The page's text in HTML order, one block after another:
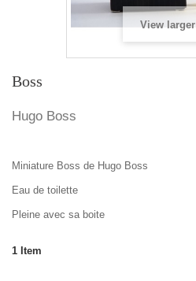
View larger
Boss
Hugo Boss
Miniature Boss de Hugo Boss
Eau de toilette
Pleine avec sa boite
1 Item